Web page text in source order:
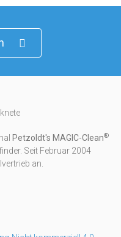
Petzoldt's MAGIC-Clean®
Seit Februar 2004
an.